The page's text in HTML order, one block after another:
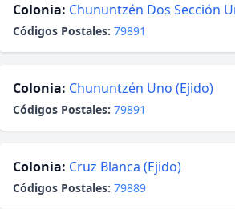
Colonia: Chununtzén Dos Sección
Códigos Postales: 79891
Colonia: Chununtzén Uno (Ejido)
Códigos Postales: 79891
Colonia: Cruz Blanca (Ejido)
Códigos Postales: 79889